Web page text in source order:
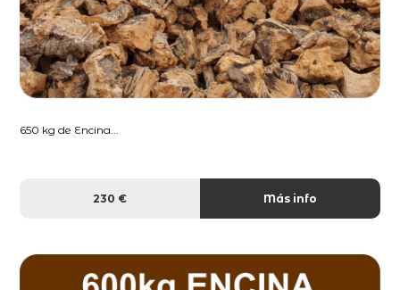
650 kg de Encina...
230 € Más info